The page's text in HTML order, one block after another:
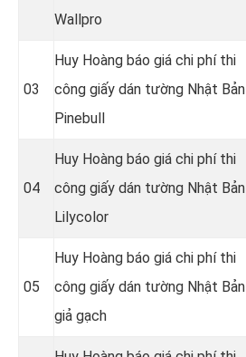
Wallpro
03
Huy Hoàng báo giá chi phí thi
công giấy dán tường Nhật Bản
Pinebull
04
Huy Hoàng báo giá chi phí thi
công giấy dán tường Nhật Bản
Lilycolor
05
Huy Hoàng báo giá chi phí thi
công giấy dán tường Nhật Bản
giả gạch